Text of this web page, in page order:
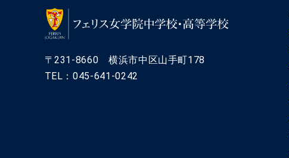
〒231-8660 横浜市中区山手町178
TEL：045-641-0242